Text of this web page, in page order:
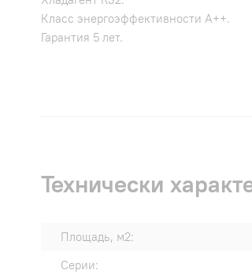
Класс энергоэффективности A++.
Гарантия 5 лет.
Технически
Площадь, м2:
Серии: